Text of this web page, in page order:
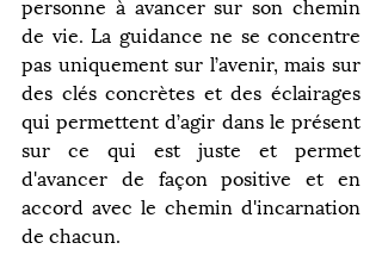
de vie. La guidance ne se concentre
pas uniquement sur l’avenir, mais sur
des clés concrètes et des éclairages
qui permettent d’agir dans le présent
sur ce qui est juste et permet
d'avancer de façon positive et en
accord avec le chemin d'incarnation
de chacun.